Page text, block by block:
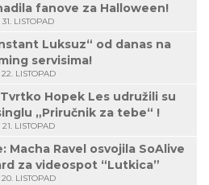
fanove za Halloween!
31. LISTOPAD
Luksuz“ od danas na
servisima!
22. LISTOPAD
Hopek Les udružili su
„Priručnik za tebe“ !
21. LISTOPAD
Macha Ravel osvojila SoAlive
za videospot “Lutkica”
20. LISTOPAD